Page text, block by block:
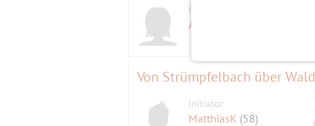
Initiatorin
A.l.e.x.
Von Strümpfelbach über
Initiator
MatthiasK (58)